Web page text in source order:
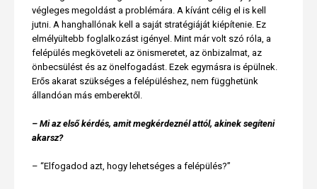
végleges megoldást a problémára. A kívánt célig el is kell
jutni. A hanghallónak kell a saját stratégiáját kiépítenie. Ez
elmélyültebb foglalkozást igényel. Mint már volt szó róla, a
felépülés megköveteli az önismeretet, az önbizalmat, az
önbecsülést és az önelfogadást. Ezek egymásra is épülnek.
Erős akarat szükséges a felépüléshez, nem függhetünk
állandóan más emberektől.
– Mi az első kérdés, amit megkérdeznél attól, akinek segíteni
akarsz?
– “Elfogadod azt, hogy lehetséges a felépülés?”